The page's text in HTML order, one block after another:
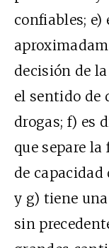
confiables; e)
decisión de
el sentido de
drogas; f) es
que separe
de capacidad
y g) tiene
sin